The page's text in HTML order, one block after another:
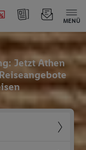
MENÜ
Jetzt Athen